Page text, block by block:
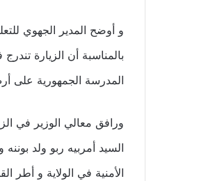
و أوضح المدير الجهوي
بالمناسبة أن الزيارة
المدرسة الجمهورية على
ورافق معالي الوزير في
السيد أمربيه ربو ولد
الأمنية في الولاية و أطر